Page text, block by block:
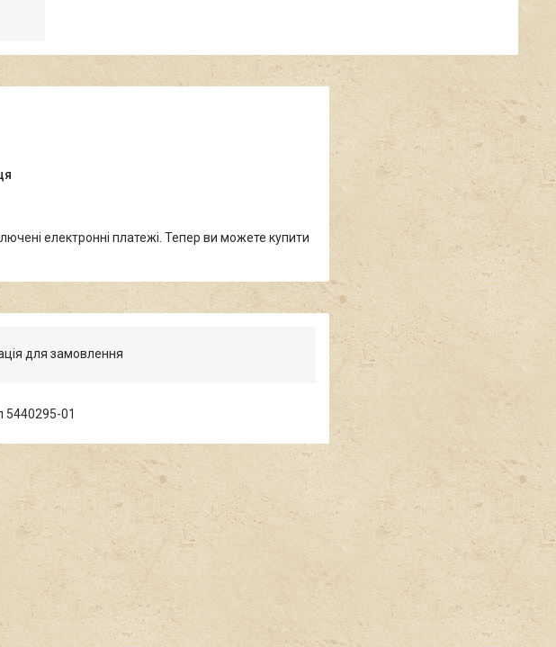
електронні платежі. Тепер ви можете купити
для замовлення
5440295-01